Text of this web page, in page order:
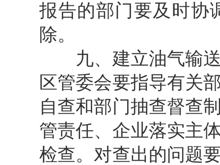
报告的部门要及时协
除。
九、建立油气输送
区管委会要指导有关
自查和部门抽查督查
管责任、企业落实主
检查。对查出的问题